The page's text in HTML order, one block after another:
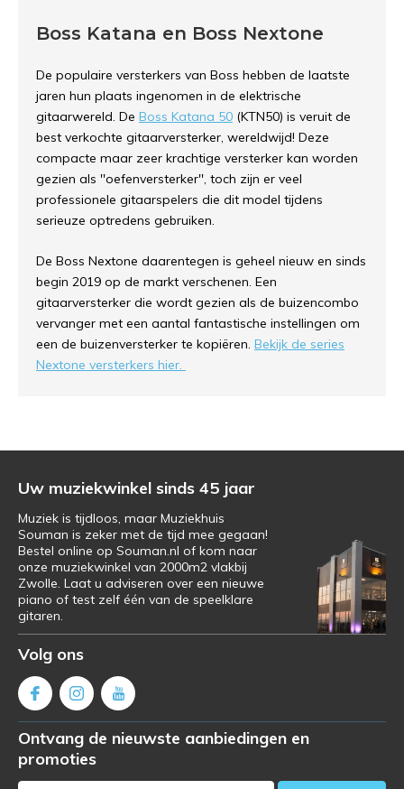
Boss Katana en Boss Nextone
De populaire versterkers van Boss hebben de laatste
jaren hun plaats ingenomen in de elektrische
gitaarwereld. De Boss Katana 50 (KTN50) is veruit de
best verkochte gitaarversterker, wereldwijd! Deze
compacte maar zeer krachtige versterker kan worden
gezien als ''oefenversterker'', toch zijn er veel
professionele gitaarspelers die dit model tijdens
serieuze optredens gebruiken.
De Boss Nextone daarentegen is geheel nieuw en sinds
begin 2019 op de markt verschenen. Een
gitaarversterker die wordt gezien als de buizencombo
vervanger met een aantal fantastische instellingen om
een de buizenversterker te kopiëren. Bekijk de series
Nextone versterkers hier.
Uw muziekwinkel sinds 45 jaar
Muziek is tijdloos, maar Muziekhuis
Souman is zeker met de tijd mee gegaan!
Bestel online op Souman.nl of kom naar
onze muziekwinkel van 2000m2 vlakbij
Zwolle. Laat u adviseren over een nieuwe
piano of test zelf één van de speelklare
gitaren.
Volg ons
Ontvang de nieuwste aanbiedingen en
promoties